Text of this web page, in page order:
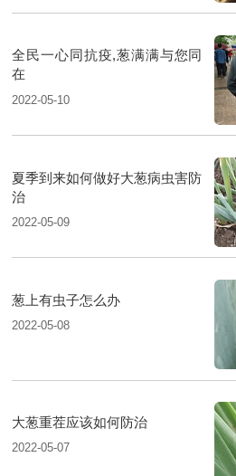
全民一心同抗疫,葱满满与您同
在
2022-05-10
夏季到来如何做好大葱病虫害防
治
2022-05-09
葱上有虫子怎么办
2022-05-08
大葱重茬应该如何防治
2022-05-07